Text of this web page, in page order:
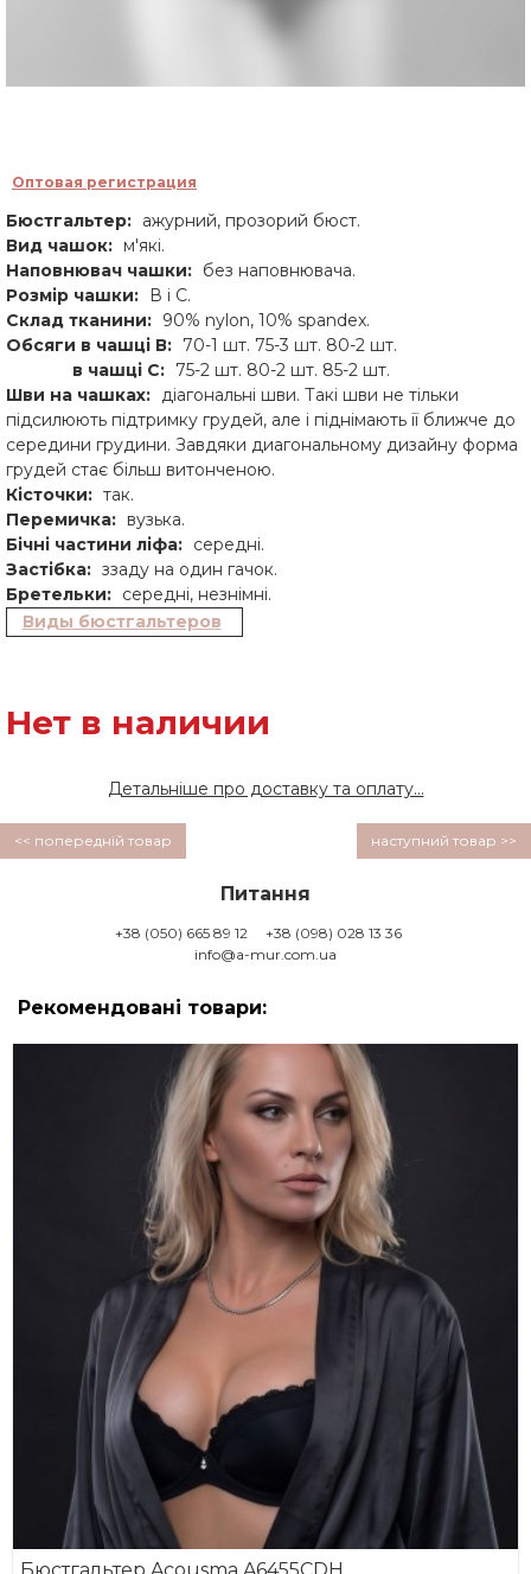
Оптовая регистрация
Бюстгальтер: ажурний, прозорий бюст.
Вид чашок: м'які.
Наповнювач чашки: без наповнювача.
Розмір чашки:
В і С.
Склад тканини: 90% nylon, 10% spandex.
Обсяги в чашці В: 70-1 шт. 75-3 шт. 80-2 шт.
в чашці С: 75-2 шт. 80-2 шт. 85-2 шт.
Шви на чашках: діагональні шви. Такі шви не тільки
підсилюють підтримку грудей, але і піднімають її ближче до
середини грудини. Завдяки диагональному дизайну форма
грудей стає більш витонченою.
Кісточки: так.
Перемичка: вузька.
Бічні частини ліфа: середні.
Застібка: ззаду на один гачок.
Бретельки: середні, незнімні.
Виды бюстгальтеров
Нет в наличии
Детальніше про доставку та оплату...
<< попередній товар наступний товар >>
Питання
+38 (050) 665 89 12
+38 (098) 028 13 36
info@a-mur.com.ua
Рекомендовані товари: